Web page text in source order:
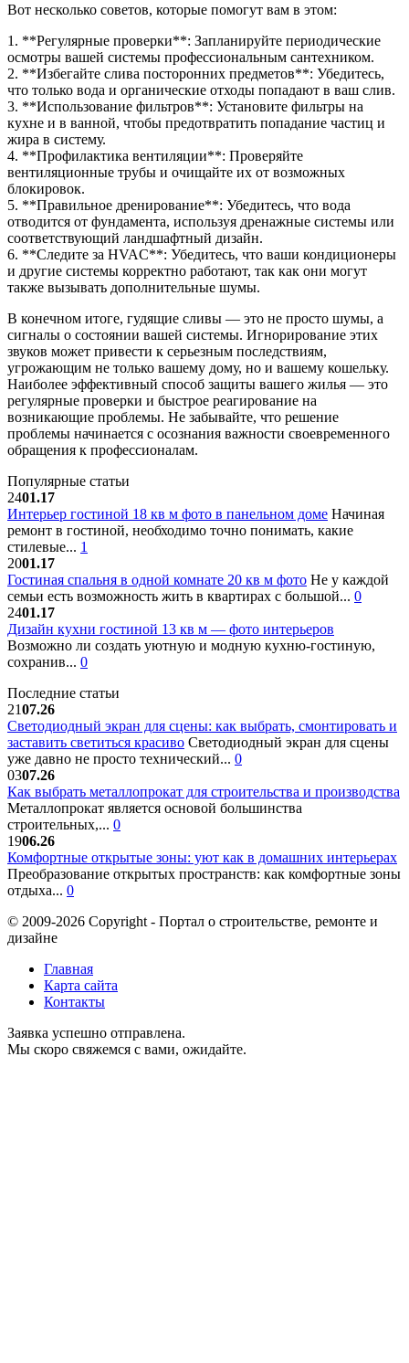
Вот несколько советов, которые помогут вам в этом:
1. **Регулярные проверки**: Запланируйте периодические
осмотры вашей системы профессиональным сантехником.
2. **Избегайте слива посторонних предметов**: Убедитесь,
что только вода и органические отходы попадают в ваш слив.
3. **Использование фильтров**: Установите фильтры на
кухне и в ванной, чтобы предотвратить попадание частиц и
жира в систему.
4. **Профилактика вентиляции**: Проверяйте
вентиляционные трубы и очищайте их от возможных
блокировок.
5. **Правильное дренирование**: Убедитесь, что вода
отводится от фундамента, используя дренажные системы или
соответствующий ландшафтный дизайн.
6. **Следите за HVAC**: Убедитесь, что ваши кондиционеры
и другие системы корректно работают, так как они могут
также вызывать дополнительные шумы.
В конечном итоге, гудящие сливы — это не просто шумы, а
сигналы о состоянии вашей системы. Игнорирование этих
звуков может привести к серьезным последствиям,
угрожающим не только вашему дому, но и вашему кошельку.
Наиболее эффективный способ защиты вашего жилья — это
регулярные проверки и быстрое реагирование на
возникающие проблемы. Не забывайте, что решение
проблемы начинается с осознания важности своевременного
обращения к профессионалам.
Популярные статьи
2401.17
Интерьер гостиной 18 кв м фото в панельном доме Начиная
ремонт в гостиной, необходимо точно понимать, какие
стилевые... 1
2001.17
Гостиная спальня в одной комнате 20 кв м фото Не у каждой
семьи есть возможность жить в квартирах с большой... 0
2401.17
Дизайн кухни гостиной 13 кв м — фото интерьеров
Возможно ли создать уютную и модную кухню-гостиную,
сохранив... 0
Последние статьи
2107.26
Светодиодный экран для сцены: как выбрать, смонтировать и
заставить светиться красиво Светодиодный экран для сцены
уже давно не просто технический... 0
0307.26
Как выбрать металлопрокат для строительства и производства
Металлопрокат является основой большинства
строительных,... 0
1906.26
Комфортные открытые зоны: уют как в домашних интерьерах
Преобразование открытых пространств: как комфортные зоны
отдыха... 0
© 2009-2026 Copyright - Портал о строительстве, ремонте и
дизайне
Главная
Карта сайта
Контакты
Заявка успешно отправлена.
Мы скоро свяжемся с вами, ожидайте.